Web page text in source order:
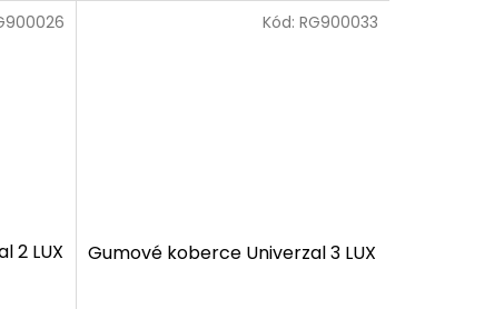
2 LUX Gumové koberce Univerzal 3 LUX
Kód: RG900033